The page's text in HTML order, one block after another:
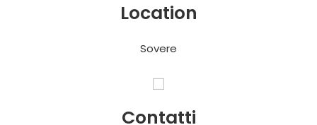
Location
Sovere
Contatti